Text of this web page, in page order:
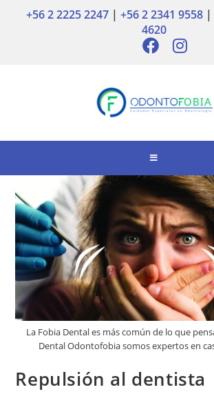
+56 2 2225 2247 | +56 2 2341 9558 |
4620
La Fobia Dental es más común de lo que
Dental Odontofobia somos expertos en
Repulsión al dentista